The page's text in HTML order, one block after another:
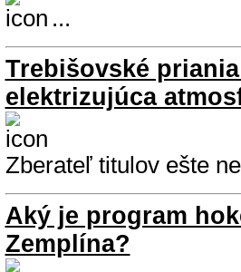
...
Trebišovské
elektrizujúca
Zberateľ titulov ešte
Aký je program
Zemplína?